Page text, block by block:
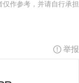
作参考，并请自行承担
举报